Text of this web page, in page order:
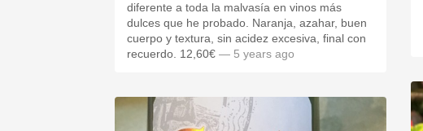
diferente a toda la malvasía en vinos más
dulces que he probado. Naranja, azahar, buen
cuerpo y textura, sin acidez excesiva, final con
recuerdo. 12,60€ — 5 years ago